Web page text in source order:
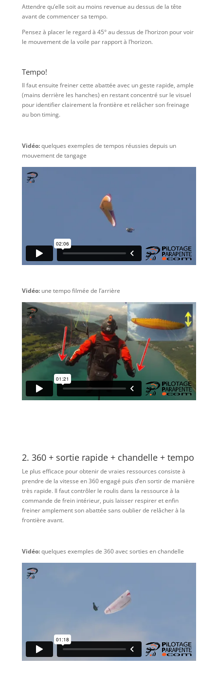
Attendre qu’elle soit au moins revenue au dessus de la tête
avant de commencer sa tempo.
Pensez à placer le regard à 45° au dessus de l’horizon pour voir
le mouvement de la voile par rapport à l’horizon.
Tempo!
Il faut ensuite freiner cette abattée avec un geste rapide, ample
(mains derrière les hanches) en restant concentré sur le visuel
pour identifier clairement la frontière et relâcher son freinage
au bon timing.
Vidéo:quelques exemples de tempos réussies depuis un
mouvement de tangage
Vidéo:une tempo filmée de l’arrière
2. 360 + sortie rapide + chandelle + tempo
Le plus efficace pour obtenir de vraies ressources consiste à
prendre de la vitesse en 360 engagé puis d’en sortir de manière
très rapide. Il faut contrôler le roulis dans la ressource à la
commande de frein intérieur, puis laisser respirer et enfin
freiner amplement son abattée sans oublier de relâcher à la
frontière avant.
Vidéo:quelques exemples de 360 avec sorties en chandelle